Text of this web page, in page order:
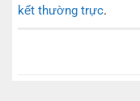
kết thường trực.